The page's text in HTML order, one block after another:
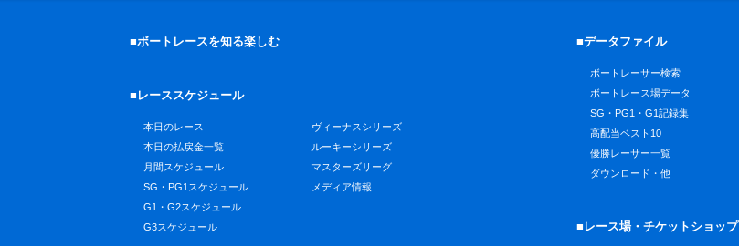
■ボートレースを知る楽しむ
■レーススケジュール
本日のレース
本日の払戻金一覧
月間スケジュール
SG・PG1スケジュール
G1・G2スケジュール
G3スケジュール
ヴィーナスシリーズ
ルーキーシリーズ
マスターズリーグ
メディア情報
■データファイル
ボートレーサー検索
ボートレース場データ
SG・PG1・G1記録集
高配当ベスト10
優勝レーサー一覧
ダウンロード・他
■レース場・チケットショップ